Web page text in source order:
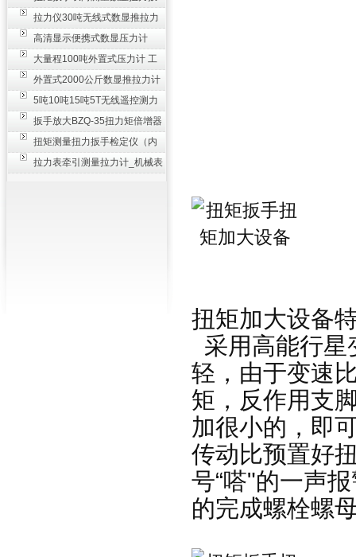
手 2000N,m力矩扳手价格
拉力仪30吨无线式数显推拉力
计 数字显示测力计80T
高清显示便携式数显压力计
300N500n_手持电子测力计
大量程100吨外置式压力计 工
业用数显测力计价格
外置式2000公斤数显推拉力计
_数字拉力压力测试仪
5吨10吨15吨5T无线遥控测力
计_带遥控电子拉力计数显式
扳手放大BZQ-35扭力矩倍增器
_3500牛米扭力倍力器仪
扭矩测量扭力扳手检定仪（内
置打印） 扭矩检验仪器
拉力表牵引测量拉力计_机械表
扭矩加大设备
采用高能行
轻，由于变速
矩，反作用支
加很小的，即
传动比预置好
号“嗒"的一声
的完成螺栓螺